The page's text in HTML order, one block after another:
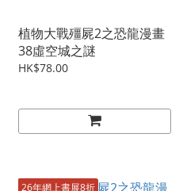
植物大戰殭屍2之恐龍漫畫
38虛空城之謎
HK$78.00
26年網上書展8折